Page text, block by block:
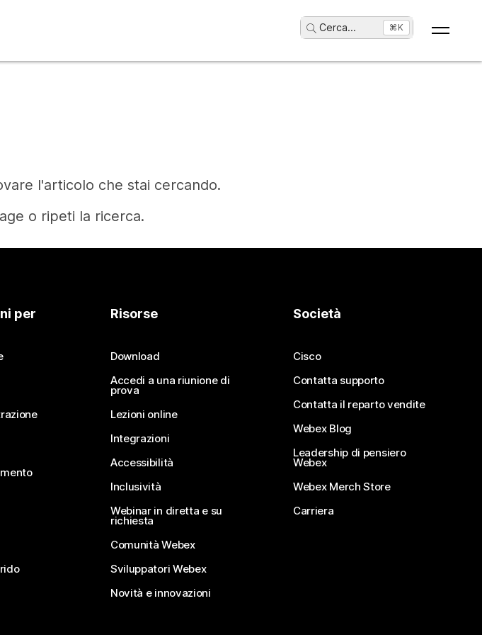
Cerca... ⌘K
l'articolo che stai cercando.
o ripeti la ricerca.
risposta?
domanda
per Risorse
Download
Accedi a una riunione di
prova
Lezioni online
Integrazioni
Accessibilità
Inclusività
Webinar in diretta e su
richiesta
Comunità Webex
Sviluppatori Webex
Novità e innovazioni
Società
Cisco
Contatta supporto
Contatta il reparto vendite
Webex Blog
Leadership di pensiero
Webex
Webex Merch Store
Carriera